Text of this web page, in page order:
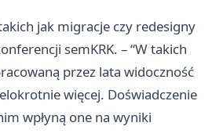
jak migracje czy redesigny
semKRK. – “W takich
przez lata widoczność
więcej. Doświadczenie
wpłyną one na wyniki